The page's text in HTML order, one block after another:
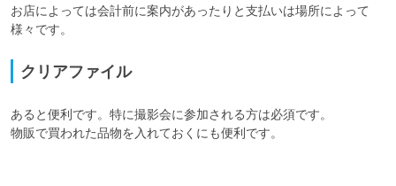
お店によっては会計前に案内があったりと支払いは場所によって
様々です。
クリアファイル
あると便利です。特に撮影会に参加される方は必須です。
物販で買われた品物を入れておくにも便利です。